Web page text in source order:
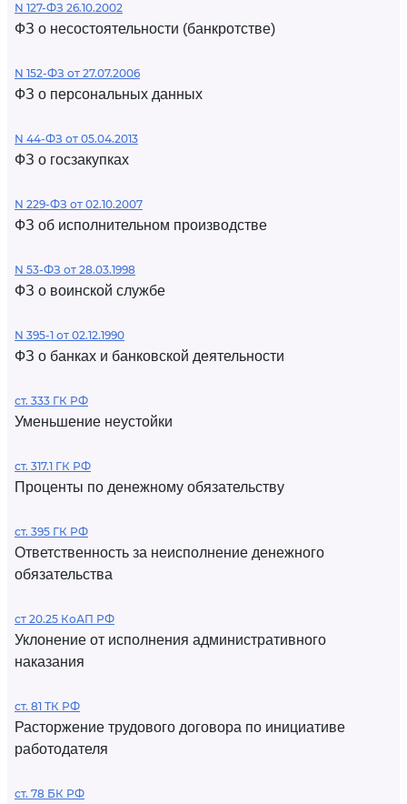
N 127-ФЗ 26.10.2002
ФЗ о несостоятельности (банкротстве)
N 152-ФЗ от 27.07.2006
ФЗ о персональных данных
N 44-ФЗ от 05.04.2013
ФЗ о госзакупках
N 229-ФЗ от 02.10.2007
ФЗ об исполнительном производстве
N 53-ФЗ от 28.03.1998
ФЗ о воинской службе
N 395-1 от 02.12.1990
ФЗ о банках и банковской деятельности
ст. 333 ГК РФ
Уменьшение неустойки
ст. 317.1 ГК РФ
Проценты по денежному обязательству
ст. 395 ГК РФ
Ответственность за неисполнение денежного
обязательства
ст 20.25 КоАП РФ
Уклонение от исполнения административного
наказания
ст. 81 ТК РФ
Расторжение трудового договора по инициативе
работодателя
ст. 78 БК РФ